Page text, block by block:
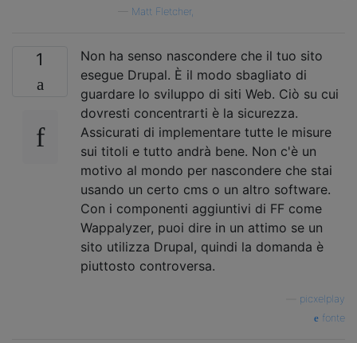
Matt Fletcher,
1
Non ha senso nascondere che il tuo sito
esegue Drupal. È il modo sbagliato di
guardare lo sviluppo di siti Web. Ciò su cui
dovresti concentrarti è la sicurezza.
Assicurati di implementare tutte le misure
sui titoli e tutto andrà bene. Non c'è un
motivo al mondo per nascondere che stai
usando un certo cms o un altro software.
Con i componenti aggiuntivi di FF come
Wappalyzer, puoi dire in un attimo se un
sito utilizza Drupal, quindi la domanda è
piuttosto controversa.
picxelplay
fonte